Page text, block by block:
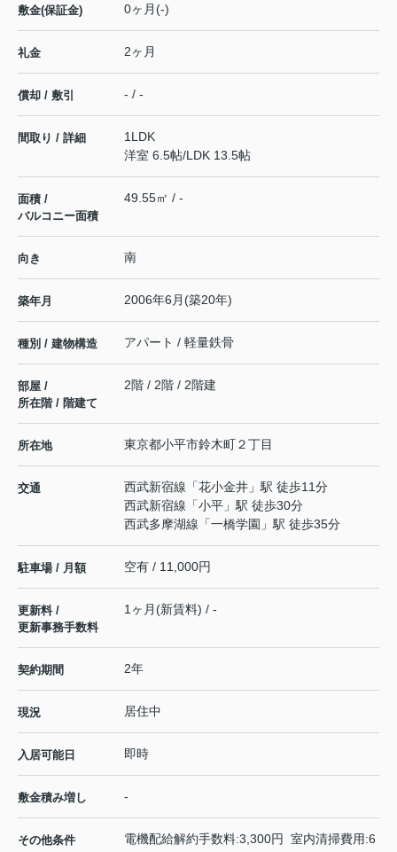
敷金(保証金) 0ヶ月(-)
礼金 2ヶ月
償却 / 敷引 - / -
間取り / 詳細
1LDK
洋室 6.5帖/LDK 13.5帖
面積 /
バルコニー面積
49.55㎡ / -
向き 南
築年月 2006年6月(築20年)
種別 / 建物構造 アパート / 軽量鉄骨
部屋 /
所在階 / 階建て
2階 / 2階 / 2階建
所在地 東京都小平市鈴木町２丁目
交通 西武新宿線 「花小金井 」駅 徒歩11分
西武新宿線 「小平 」駅 徒歩30分
西武多摩湖線 「一橋学園 」駅 徒歩35分
駐車場 / 月額 空有 / 11,000円
更新料 /
更新事務手数料
1ヶ月(新賃料) / -
契約期間 2年
現況 居住中
入居可能日 即時
敷金積み増し -
その他条件
電機配給解約手数料:3,300円 室内清掃費用:6